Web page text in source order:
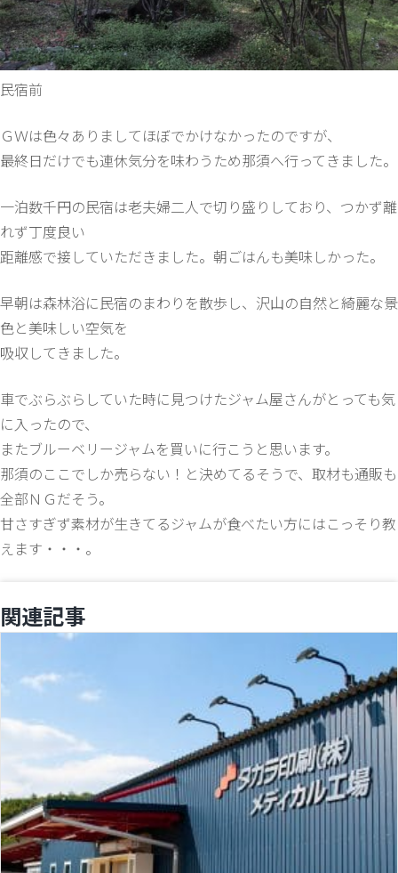
民宿前
ＧＷは色々ありましてほぼでかけなかったのですが、
最終日だけでも連休気分を味わうため那須へ行ってきました。
一泊数千円の民宿は老夫婦二人で切り盛りしており、つかず離
れず丁度良い
距離感で接していただきました。朝ごはんも美味しかった。
早朝は森林浴に民宿のまわりを散歩し、沢山の自然と綺麗な景
色と美味しい空気を
吸収してきました。
車でぶらぶらしていた時に見つけたジャム屋さんがとっても気
に入ったので、
またブルーベリージャムを買いに行こうと思います。
那須のここでしか売らない！と決めてるそうで、取材も通販も
全部ＮＧだそう。
甘さすぎず素材が生きてるジャムが食べたい方にはこっそり教
えます・・・。
関連記事